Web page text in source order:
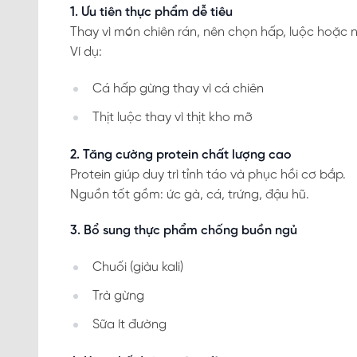
1. Ưu tiên thực phẩm dễ tiêu
Thay vì món chiên rán, nên chọn hấp, luộc hoặc
Ví dụ:
Cá hấp gừng thay vì cá chiên
Thịt luộc thay vì thịt kho mỡ
2. Tăng cường protein chất lượng cao
Protein giúp duy trì tỉnh táo và phục hồi cơ bắp.
Nguồn tốt gồm: ức gà, cá, trứng, đậu hũ.
3. Bổ sung thực phẩm chống buồn ngủ
Chuối (giàu kali)
Trà gừng
Sữa ít đường